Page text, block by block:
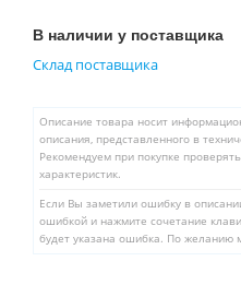
В наличии у поставщика
Склад поставщика
Описание товара носит
описания, представленного в
Рекомендуем при покупке
характеристик.
Если Вы заметили ошибку в
ошибкой и нажмите сочетание
будет указана ошибка. По желанию